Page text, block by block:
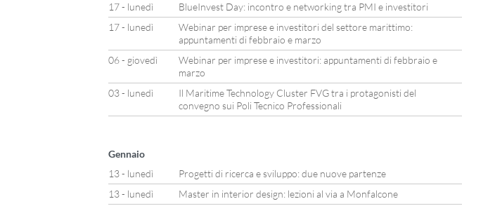
17 - lunedì
BlueInvest Day: incontro e networking tra PMI e investitori
17 - lunedì
Webinar per imprese e investitori del settore marittimo:
appuntamenti di febbraio e marzo
06 - giovedì
Webinar per imprese e investitori: appuntamenti di febbraio e
marzo
03 - lunedì
Il Maritime Technology Cluster FVG tra i protagonisti del
convegno sui Poli Tecnico Professionali
Gennaio
13 - lunedì
Progetti di ricerca e sviluppo: due nuove partenze
13 - lunedì
Master in interior design: lezioni al via a Monfalcone